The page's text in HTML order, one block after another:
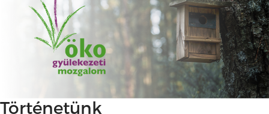
Történetünk